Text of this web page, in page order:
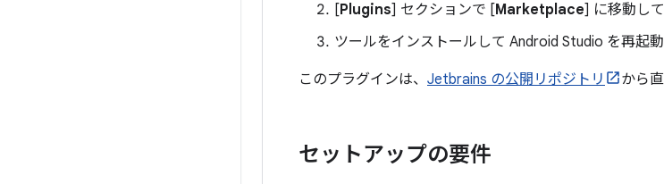
[Plugins] セクションで [Marketplace] に移動し
ツールをインストールして Android Studio を再起動
このプラグインは、 Jetbrains の公開リポジトリ から
セットアップの要件